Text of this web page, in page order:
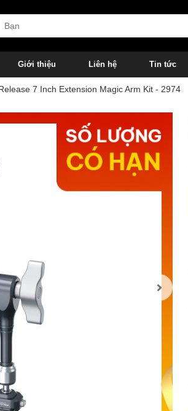
Giới thiệu Liên hệ Tin tức
7 Inch Extension Magic Arm Kit - 2974